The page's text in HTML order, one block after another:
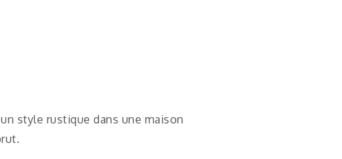
style rustique dans une maison